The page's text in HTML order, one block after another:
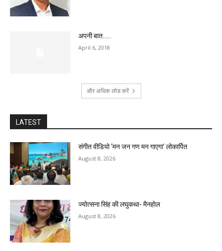
अपनी बात……
April 6, 2018
और अधिक लोड करें
LATEST
संगीत वीडियो ‘मन जन गण मन गाएगा’ लोकार्पित
August 8, 2026
ज्योत्सना सिंह की लघुकथा- मैनहोल
August 8, 2026